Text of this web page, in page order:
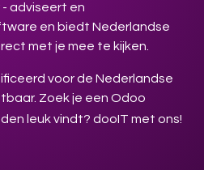
adviseert en
en biedt Nederlandse
met je mee te kijken.
voor de Nederlandse
Zoek je een Odoo
leuk vindt? dooIT met ons!